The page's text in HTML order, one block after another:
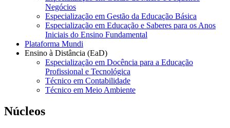
Negócios
Especialização em Gestão da Educação Básica
Especialização em Educação e Saberes para os Anos
Iniciais do Ensino Fundamental
Plataforma Mundi
Ensino à Distância (EaD)
Especialização em Docência para a Educação
Profissional e Tecnológica
Técnico em Contabilidade
Técnico em Meio Ambiente
Núcleos